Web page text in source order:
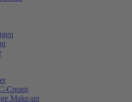
Cream
Make-up